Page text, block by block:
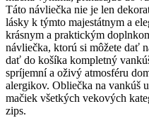
Táto návliečka nie je len
lásky k týmto majestátnym a
krásnym a praktickým
návliečka, ktorú si môžete dať
dať do košíka kompletný
spríjemní a oživý atmosféru
alergikov. Obliečka na vankúš
mačiek všetkých vekových
zips.